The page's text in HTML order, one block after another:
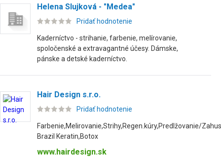
Helena Slujková - "Medea"
Pridať hodnotenie
Kaderníctvo - strihanie, farbenie, melírovanie,
spoločenské a extravagantné účesy. Dámske,
pánske a detské kaderníctvo.
Hair Design s.r.o.
Pridať hodnotenie
Farbenie,Melirovanie,Strihy,Regen.kúry,Predlžovanie/
Brazil Keratin,Botox
www.hairdesign.sk